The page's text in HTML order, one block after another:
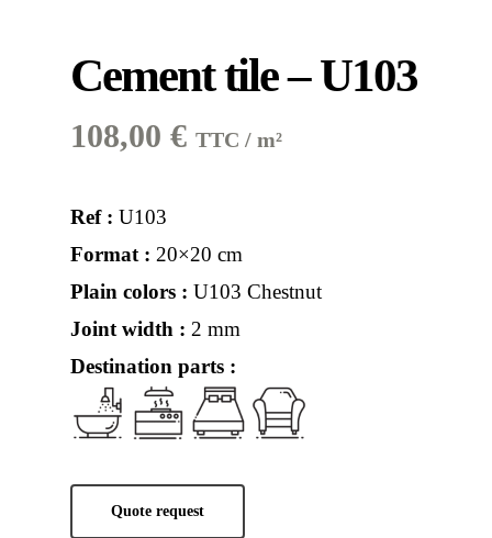
Cement tile – U103
108,00 € TTC / m²
Ref : U103
Format : 20×20 cm
Plain colors : U103 Chestnut
Joint width : 2 mm
Destination parts :
Quote request